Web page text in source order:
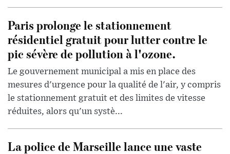
Paris prolonge le stationnement
résidentiel gratuit pour lutter contre le
pic sévère de pollution à l'ozone.
Le gouvernement municipal a mis en place des
mesures d'urgence pour la qualité de l'air, y compris
le stationnement gratuit et des limites de vitesse
réduites, alors qu'un systè...
La police de Marseille lance une vaste